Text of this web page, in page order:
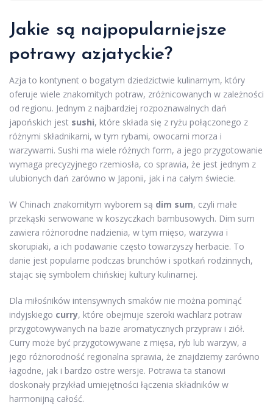
Jakie są najpopularniejsze
potrawy azjatyckie?
Azja to kontynent o bogatym dziedzictwie kulinarnym, który
oferuje wiele znakomitych potraw, zróżnicowanych w zależności
od regionu. Jednym z najbardziej rozpoznawalnych dań
japońskich jest sushi, które składa się z ryżu połączonego z
różnymi składnikami, w tym rybami, owocami morza i
warzywami. Sushi ma wiele różnych form, a jego przygotowanie
wymaga precyzyjnego rzemiosła, co sprawia, że jest jednym z
ulubionych dań zarówno w Japonii, jak i na całym świecie.
W Chinach znakomitym wyborem są dim sum, czyli małe
przekąski serwowane w koszyczkach bambusowych. Dim sum
zawiera różnorodne nadzienia, w tym mięso, warzywa i
skorupiaki, a ich podawanie często towarzyszy herbacie. To
danie jest popularne podczas brunchów i spotkań rodzinnych,
stając się symbolem chińskiej kultury kulinarnej.
Dla miłośników intensywnych smaków nie można pominąć
indyjskiego curry, które obejmuje szeroki wachlarz potraw
przygotowywanych na bazie aromatycznych przypraw i ziół.
Curry może być przygotowywane z mięsa, ryb lub warzyw, a
jego różnorodność regionalna sprawia, że znajdziemy zarówno
łagodne, jak i bardzo ostre wersje. Potrawa ta stanowi
doskonały przykład umiejętności łączenia składników w
harmonijną całość.